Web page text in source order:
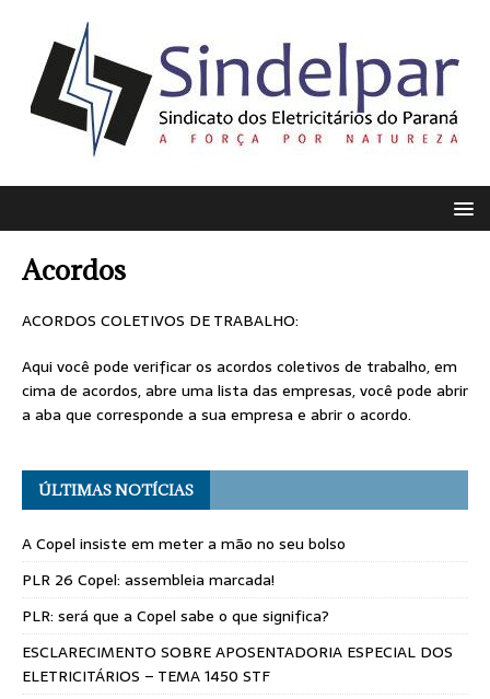
Acordos
ACORDOS COLETIVOS DE TRABALHO:
Aqui você pode verificar os acordos coletivos de trabalho, em
cima de acordos, abre uma lista das empresas, você pode abrir
a aba que corresponde a sua empresa e abrir o acordo.
ÚLTIMAS NOTÍCIAS
A Copel insiste em meter a mão no seu bolso
PLR 26 Copel: assembleia marcada!
PLR: será que a Copel sabe o que significa?
ESCLARECIMENTO SOBRE APOSENTADORIA ESPECIAL DOS
ELETRICITÁRIOS – TEMA 1450 STF